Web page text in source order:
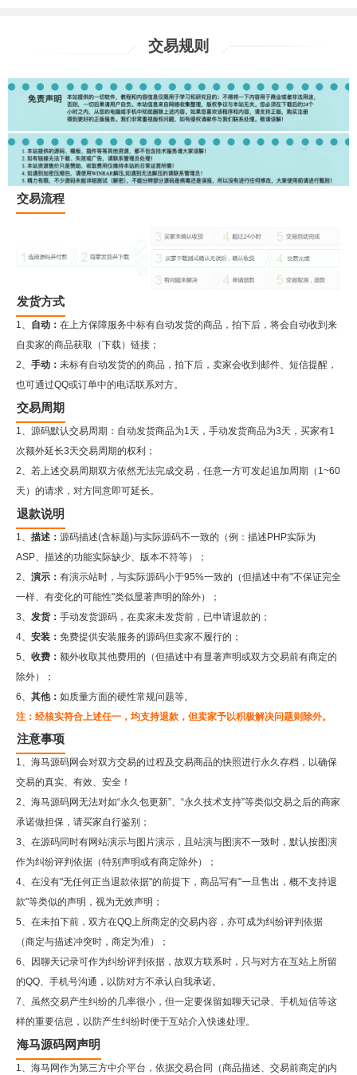
交易规则
交易流程
发货方式
1、 自动： 在上方保障服务中标有自动发货的商品，拍下后，将会自动收到来
自卖家的商品获取（下载）链接；
2、 手动： 未标有自动发货的的商品，拍下后，卖家会收到邮件、短信提醒，
也可通过QQ或订单中的电话联系对方。
交易周期
1、源码默认交易周期：自动发货商品为1天，手动发货商品为3天，买家有1
次额外延长3天交易周期的权利；
2、若上述交易周期双方依然无法完成交易，任意一方可发起追加周期（1~60
天）的请求，对方同意即可延长。
退款说明
1、 描述： 源码描述(含标题)与实际源码不一致的（例：描述PHP实际为
ASP、描述的功能实际缺少、版本不符等）；
2、 演示： 有演示站时，与实际源码小于95%一致的（但描述中有"不保证完全
一样、有变化的可能性"类似显著声明的除外）；
3、 发货： 手动发货源码，在卖家未发货前，已申请退款的；
4、 安装： 免费提供安装服务的源码但卖家不履行的；
5、 收费： 额外收取其他费用的（但描述中有显著声明或双方交易前有商定的
除外）；
6、 其他： 如质量方面的硬性常规问题等。
注：经核实符合上述任一，均支持退款，但卖家予以积极解决问题则除外。
注意事项
1、海马源码网会对双方交易的过程及交易商品的快照进行永久存档，以确保
交易的真实、有效、安全！
2、 海马源码网无法对如“永久包更新”、“永久技术支持”等类似交易之后的商家
承诺做担保，请买家自行鉴别；
3、在源码同时有网站演示与图片演示，且站演与图演不一致时，默认按图演
作为纠纷评判依据（特别声明或有商定除外）；
4、在没有"无任何正当退款依据"的前提下，商品写有"一旦售出，概不支持退
款"等类似的声明，视为无效声明；
5、在未拍下前，双方在QQ上所商定的交易内容，亦可成为纠纷评判依据
（商定与描述冲突时，商定为准）；
6、因聊天记录可作为纠纷评判依据，故双方联系时，只与对方在互站上所留
的QQ、手机号沟通，以防对方不承认自我承诺。
7、虽然交易产生纠纷的几率很小，但一定要保留如聊天记录、手机短信等这
样的重要信息，以防产生纠纷时便于互站介入快速处理。
海马源码网声明
1、海马网作为第三方中介平台，依据交易合同（商品描述、交易前商定的内